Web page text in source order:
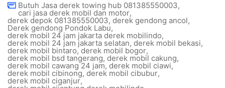
Butuh Jasa derek towing hub 081385550003,
cari jasa derek mobil dan motor,
derek depok 081385550003, derek gendong ancol,
Derek gendong Pondok Labu,
derek mobil 24 jam jakarta derek mobilindo,
derek mobil 24 jam jakarta selatan, derek mobil bekasi,
derek mobil bintaro, derek mobil bogor,
derek mobil bsd tangerang, derek mobil cakung,
derek mobil cawang 24 jam, derek mobil ciawi,
derek mobil cibinong, derek mobil cibubur,
derek mobil ciganjur,